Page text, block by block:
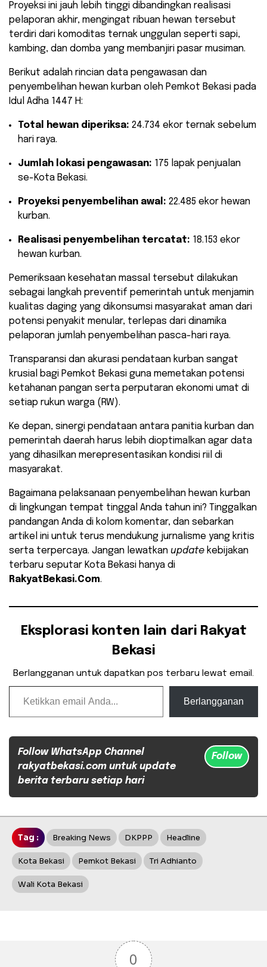
Proyeksi ini jauh lebih tinggi dibandingkan realisasi
pelaporan akhir, mengingat ribuan hewan tersebut
terdiri dari komoditas ternak unggulan seperti sapi,
kambing, dan domba yang membanjiri pasar musiman.
​Berikut adalah rincian data pengawasan dan
penyembelihan hewan kurban oleh Pemkot Bekasi pada
Idul Adha 1447 H:
Total hewan diperiksa: 24.734 ekor ternak sebelum
hari raya.
Jumlah lokasi pengawasan: 175 lapak penjualan
se-Kota Bekasi.
Proyeksi penyembelihan awal: 22.485 ekor hewan
kurban.
Realisasi penyembelihan tercatat: 18.153 ekor
hewan kurban.
​Pemeriksaan kesehatan massal tersebut dilakukan
sebagai langkah preventif pemerintah untuk menjamin
kualitas daging yang dikonsumsi masyarakat aman dari
potensi penyakit menular, terlepas dari dinamika
pelaporan jumlah penyembelihan pasca-hari raya.
​Transparansi dan akurasi pendataan kurban sangat
krusial bagi Pemkot Bekasi guna memetakan potensi
ketahanan pangan serta perputaran ekonomi umat di
setiap rukun warga (RW).
Ke depan, sinergi pendataan antara panitia kurban dan
pemerintah daerah harus lebih dioptimalkan agar data
yang dihasilkan merepresentasikan kondisi riil di
masyarakat.
​Bagaimana pelaksanaan penyembelihan hewan kurban
di lingkungan tempat tinggal Anda tahun ini? Tinggalkan
pandangan Anda di kolom komentar, dan sebarkan
artikel ini untuk terus mendukung jurnalisme yang kritis
serta terpercaya. Jangan lewatkan update kebijakan
terbaru seputar Kota Bekasi hanya di
RakyatBekasi.Com.
Eksplorasi konten lain dari Rakyat
Bekasi
Berlangganan untuk dapatkan pos terbaru lewat email.
Ketikkan email Anda...
Berlangganan
Follow WhatsApp Channel
rakyatbekasi.com untuk update
berita terbaru setiap hari
Follow
Tag : Breaking News DKPPP Headline
Kota Bekasi Pemkot Bekasi Tri Adhianto
Wali Kota Bekasi
0